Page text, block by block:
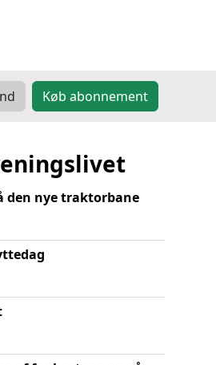
Køb abonnement
den nye traktorbane